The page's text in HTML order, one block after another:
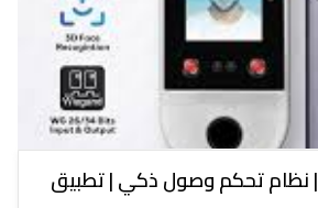
ENOX AC04 | نظام تحكم وصول ذكي | تطبيق